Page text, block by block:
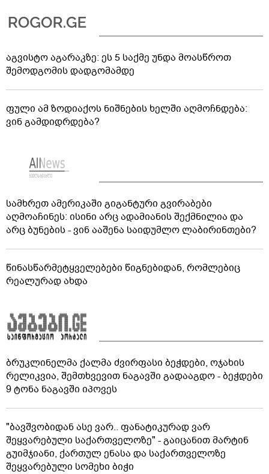
აგვისტო აგარაკზე: ეს 5 საქმე უნდა მოასწროთ
შემოდგომის დადგომამდე
ფული ამ ზოდიაქოს ნიშნების ხელში აღმოჩნდება:
ვინ გამდიდრდება?
სამხრეთ ამერიკაში გიგანტური გვირაბები
აღმოაჩინეს: ისინი არც ადამიანის შექმნილია და
არც ბუნების - ვინ ააშენა საიდუმლო ლაბირინთები?
წინასწარმეტყველებები წიგნებიდან, რომლებიც
რეალურად ახდა
ბრუკლინელმა ქალმა ძვირფასი ბეჭდები, ოჯახის
რელიკვია, შემთხვევით ნაგავში გადააგდო - ბეჭდები
9 ტონა ნაგავში იპოვეს
"ბავშვობიდან ასე ვარ.. ფანატიკურად ვარ
შეყვარებული საქართველოზე" - გაიცანით მარტინ
გუიმჯიანი, ქართულ ენასა და საქართველოზე
შეყვარებული სომეხი ბიჭი